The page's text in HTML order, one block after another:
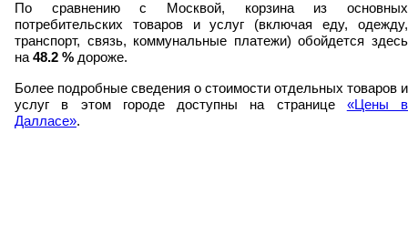
По сравнению с Москвой, корзина из основных
потребительских товаров и услуг (включая еду, одежду,
транспорт, связь, коммунальные платежи) обойдется здесь
на48.2 % дороже.
Более подробные сведения о стоимости отдельных товаров и
услуг в этом городе доступны на странице «Цены в
Далласе».